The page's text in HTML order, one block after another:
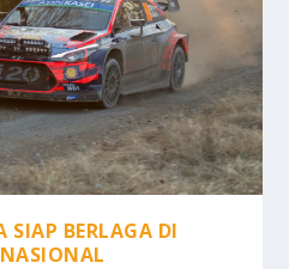
SIAP BERLAGA DI